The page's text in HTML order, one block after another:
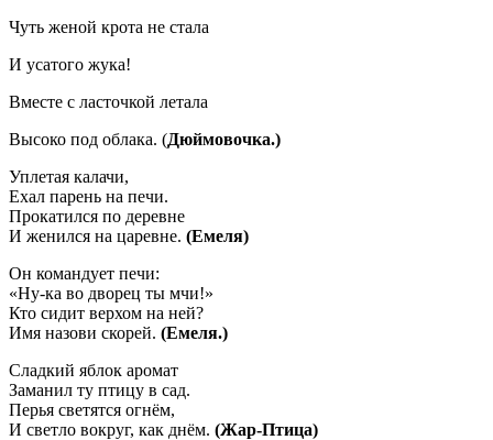
Чуть женой крота не стала
И усатого жука!
Вместе с ласточкой летала
Высоко под облака. (Дюймовочка.)
Уплетая калачи,
Ехал парень на печи.
Прокатился по деревне
И женился на царевне. (Емеля)
Он командует печи:
«Ну-ка во дворец ты мчи!»
Кто сидит верхом на ней?
Имя назови скорей. (Емеля.)
Сладкий яблок аромат
Заманил ту птицу в сад.
Перья светятся огнём,
И светло вокруг, как днём. (Жар-Птица)